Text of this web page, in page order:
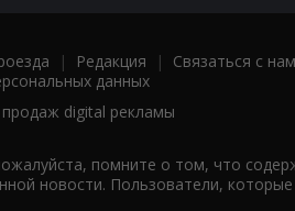
| Редакция | Связаться с
данных
digital рекламы
помните о том, что
новости. Пользователи,